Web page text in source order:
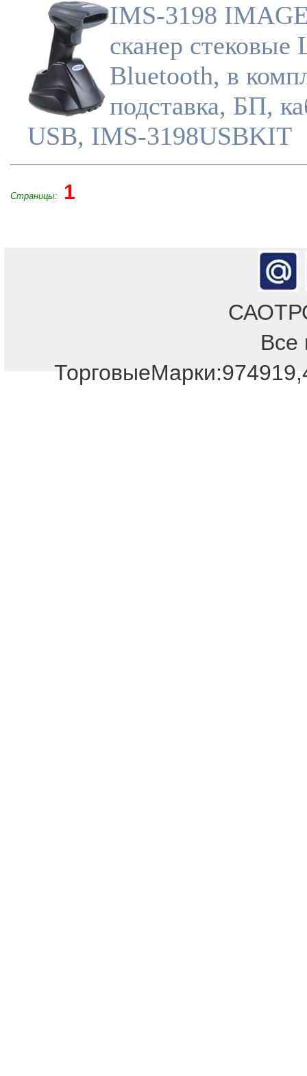
IMS-3198
сканер
Bluetooth, в
подставка, БП,
USB, IMS-3198USBKIT
Страницы: 1
Все